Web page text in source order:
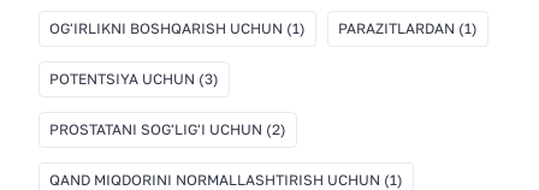
OG'IRLIKNI BOSHQARISH UCHUN (1) PARAZITLARDAN (1)
POTENTSIYA UCHUN (3)
PROSTATANI SOG'LIG'I UCHUN (2)
QAND MIQDORINI NORMALLASHTIRISH UCHUN (1)